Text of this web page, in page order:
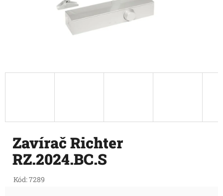
Zavírač Richter
RZ.2024.BC.S
Kód:7289